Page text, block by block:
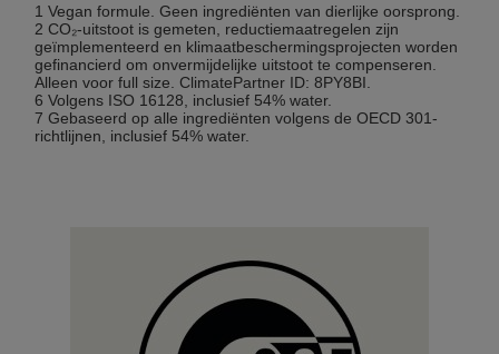
1 Vegan formule. Geen ingrediënten van dierlijke oorsprong.
2 CO₂-uitstoot is gemeten, reductiemaatregelen zijn
geïmplementeerd en klimaatbeschermingsprojecten worden
gefinancierd om onvermijdelijke uitstoot te compenseren.
Alleen voor full size. ClimatePartner ID: 8PY8BI.
6 Volgens ISO 16128, inclusief 54% water.
7 Gebaseerd op alle ingrediënten volgens de OECD 301-
richtlijnen, inclusief 54% water.